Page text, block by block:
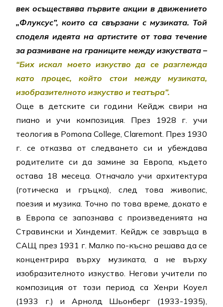
век осъществява първите акции в движението
„Флуксус”, които са свързани с музиката. Той
споделя идеята на артистите от това течение
за размиване на границите между изкуствата –
“Бих искал моето изкуство да се разглежда
като процес, който стои между музиката,
изобразителното изкуство и театъра”.
Още в детските си години Кейдж свири на
пиано и учи композиция. През 1928 г. учи
теология в Pomona College, Claremont. През 1930
г. се отказва от следването си и убеждава
родителите си да замине за Европа, където
остава 18 месеца. Отначало учи архитектура
(готическа и гръцка), след това живопис,
поезия и музика. Точно по това време, докато е
в Европа се запознава с произведенията на
Стравински и Хиндемит. Кейдж се завръща в
САЩ през 1931 г. Малко по-късно решава да се
концентрира върху музиката, а не върху
изобразителното изкуство. Негови учители по
композиция от този период са Хенри Коуел
(1933 г.) и Арнолд Шьонберг (1933-1935),